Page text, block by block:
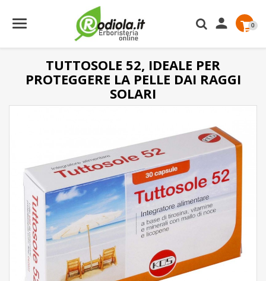
 0
TUTTOSOLE 52, IDEALE PER
PROTEGGERE LA PELLE DAI RAGGI
SOLARI